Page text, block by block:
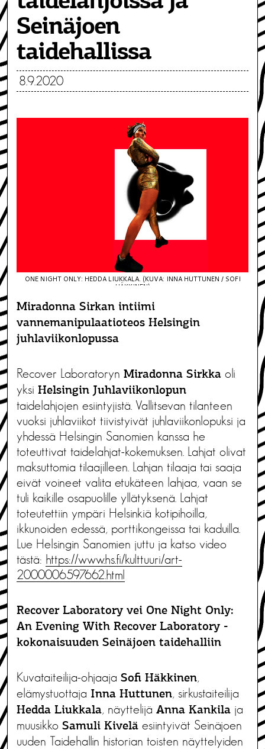
Seinäjoen
taidehallissa
8.9.2020
ONE NIGHT ONLY: HEDDA LIUKKALA. (KUVA: INNA HUTTUNEN / SOFI
HÄKKINEN)
Miradonna Sirkan intiimi
vannemanipulaatioteos Helsingin
juhlaviikonlopussa
Recover Laboratoryn Miradonna Sirkka oli
yksi Helsingin Juhlaviikonlopun
taidelahjojen esiintyjistä. Vallitsevan tilanteen
vuoksi juhlaviikot tiivistyivät juhlaviikonlopuksi ja
yhdessä Helsingin Sanomien kanssa he
toteuttivat taidelahjat-kokemuksen. Lahjat olivat
maksuttomia tilaajilleen. Lahjan tilaaja tai saaja
eivät voineet valita etukäteen lahjaa, vaan se
tuli kaikille osapuolille yllätyksenä. Lahjat
toteutettiin ympäri Helsinkiä kotipihoilla,
ikkunoiden edessä, porttikongeissa tai kaduilla.
Lue Helsingin Sanomien juttu ja katso video
tästä: https://www.hs.fi/kulttuuri/art-
2000006597662.html
Recover Laboratory vei One Night Only:
An Evening With Recover Laboratory -
kokonaisuuden Seinäjoen taidehalliin
Kuvataiteilija-ohjaaja Sofi Häkkinen,
elämystuottaja Inna Huttunen, sirkustaiteilija
Hedda Liukkala, näyttelijä Anna Kankila ja
muusikko Samuli Kivelä esiintyivät Seinäjoen
uuden Taidehallin historian toisten näyttelyiden